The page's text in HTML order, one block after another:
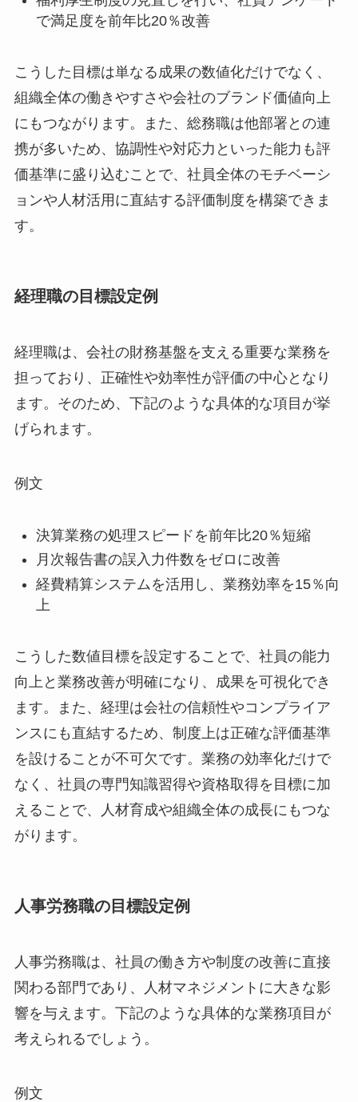
で満足度を前年比20％改善
こうした目標は単なる成果の数値化だけでなく、
組織全体の働きやすさや会社のブランド価値向上
にもつながります。また、総務職は他部署との連
携が多いため、協調性や対応力といった能力も評
価基準に盛り込むことで、社員全体のモチベーシ
ョンや人材活用に直結する評価制度を構築できま
す。
経理職の目標設定例
経理職は、会社の財務基盤を支える重要な業務を
担っており、正確性や効率性が評価の中心となり
ます。そのため、下記のような具体的な項目が挙
げられます。
例文
決算業務の処理スピードを前年比20％短縮
月次報告書の誤入力件数をゼロに改善
経費精算システムを活用し、業務効率を15％向
上
こうした数値目標を設定することで、社員の能力
向上と業務改善が明確になり、成果を可視化でき
ます。また、経理は会社の信頼性やコンプライア
ンスにも直結するため、制度上は正確な評価基準
を設けることが不可欠です。業務の効率化だけで
なく、社員の専門知識習得や資格取得を目標に加
えることで、人材育成や組織全体の成長にもつな
がります。
人事労務職の目標設定例
人事労務職は、社員の働き方や制度の改善に直接
関わる部門であり、人材マネジメントに大きな影
響を与えます。下記のような具体的な業務項目が
考えられるでしょう。
例文